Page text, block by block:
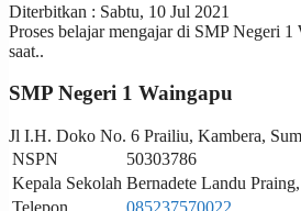
Diterbitkan : Sabtu, 10 Jul 2021
Proses belajar mengajar di SMP Negeri
saat..
SMP Negeri 1 Waingapu
Jl I.H. Doko No. 6 Prailiu, Kambera,
NSPN
50303786
Kepala Sekolah Bernadete Landu
Telepon
085237570022